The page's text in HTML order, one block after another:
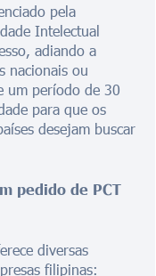
pela
Intelectual
adiando a
nacionais ou
um período de 30
para que os
desejam buscar
pedido de PCT
diversas
filipinas: